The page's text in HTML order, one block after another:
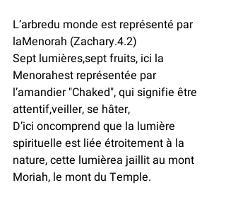
L’arbredu monde est représenté par
laMenorah (Zachary.4.2)
Sept lumières,sept fruits, ici la
Menorahest représentée par
l’amandier "Chaked", qui signifie être
attentif,veiller, se hâter,
D’ici oncomprend que la lumière
spirituelle est liée étroitement à la
nature, cette lumièrea jaillit au mont
Moriah, le mont du Temple.